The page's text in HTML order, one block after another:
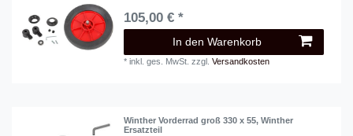
105,00 € *
In den Warenkorb
*inkl. ges. MwSt. zzgl.Versandkosten
Winther Vorderrad groß 330 x 55, Winther
Ersatzteil